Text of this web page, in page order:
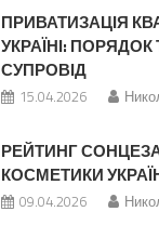
ПРИВАТИЗАЦІЯ
УКРАЇНІ:
СУПРОВІД
15.04.2026
РЕЙТИНГ
КОСМЕТИКИ
09.04.2026